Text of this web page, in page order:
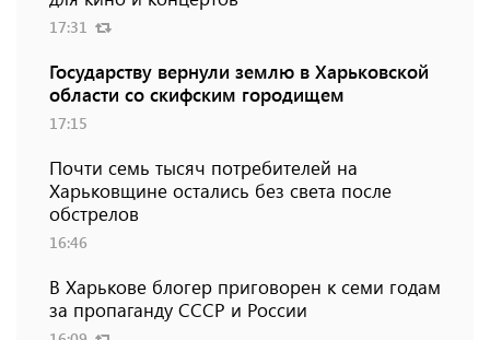
17:31
Государству вернули землю в Харьковской
области со скифским городищем
17:15
Почти семь тысяч потребителей на
Харьковщине остались без света после
обстрелов
16:46
В Харькове блогер приговорен к семи годам
за пропаганду СССР и России